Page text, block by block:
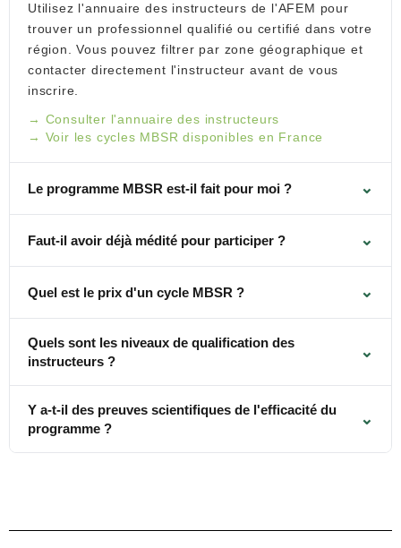
Utilisez l'annuaire des instructeurs de l'AFEM pour
trouver un professionnel qualifié ou certifié dans votre
région. Vous pouvez filtrer par zone géographique et
contacter directement l'instructeur avant de vous
inscrire.
Consulter l'annuaire des instructeurs
Voir les cycles MBSR disponibles en France
Le programme MBSR est-il fait pour moi ? ⌄
Faut-il avoir déjà médité pour participer ? ⌄
Quel est le prix d'un cycle MBSR ? ⌄
Quels sont les niveaux de qualification des
instructeurs ?
⌄
Y a-t-il des preuves scientifiques de l'efficacité du
programme ?
⌄